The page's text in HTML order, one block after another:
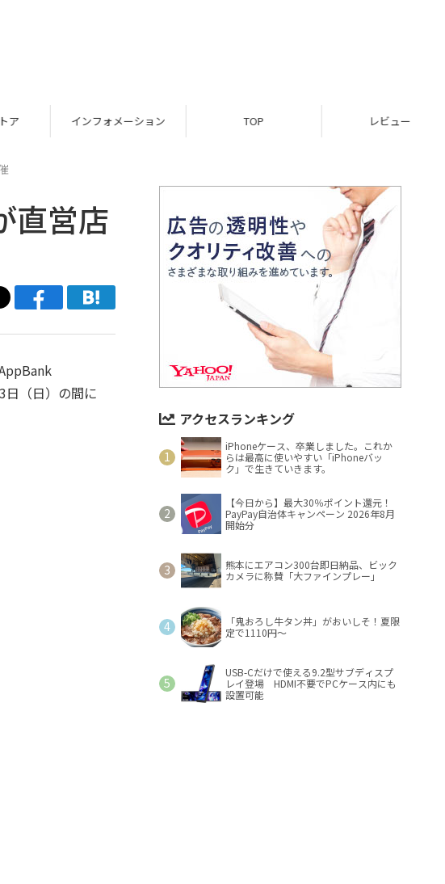
インフォメーション TOP レビュー
直営店
日（日）の間に
アクセスランキング
iPhoneケース、卒業しました。これか
らは最高に使いやすい「iPhoneバッ
ク」で生きていきます。
【今日から】最大30％ポイント還元！
PayPay自治体キャンペーン 2026年8月
開始分
熊本にエアコン300台即日納品、ビック
カメラに称賛「大ファインプレー」
「鬼おろし牛タン丼」がおいしそ！夏限
定で1110円～
USB-Cだけで使える9.2型サブディスプ
レイ登場 HDMI不要でPCケース内にも
設置可能